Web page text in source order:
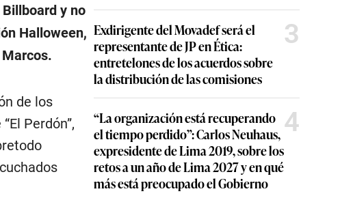
y no
Halloween,
de los
Perdón”,
Exdirigente del Movadef será el
representante de JP en Ética:
entretelones de los acuerdos sobre
la distribución de las comisiones
3
“La organización está recuperando
el tiempo perdido”: Carlos Neuhaus,
expresidente de Lima 2019, sobre los
retos a un año de Lima 2027 y en qué
más está preocupado el Gobierno
4